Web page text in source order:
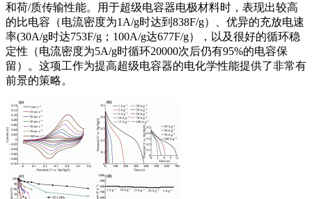
和荷/质传输性能。用于超级电容器电极材料时，表现出较高
的比电容（电流密度为1A/g时达到838F/g）、优异的充放电速
率(30A/g时达753F/g；100A/g达677F/g），以及很好的循环稳
定性（电流密度为5A/g时循环20000次后仍有95%的电容保
留）。这项工作为提高超级电容器的电化学性能提供了非常有
前景的策略。